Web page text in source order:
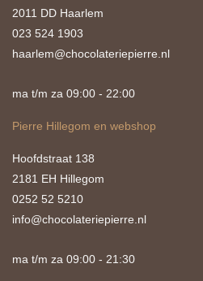
2011 DD Haarlem
023 524 1903
haarlem@chocolateriepierre.nl
ma t/m za 09:00 - 22:00
Pierre Hillegom en webshop
Hoofdstraat 138
2181 EH Hillegom
0252 52 5210
info@chocolateriepierre.nl
ma t/m za 09:00 - 21:30